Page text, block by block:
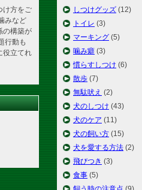
け方をご
みなど
の構築が
行動も
役立てれ
しつけグッズ (12)
トイレ (3)
マーキング (5)
噛み癖 (3)
慣らすしつけ (6)
散歩 (7)
無駄吠え (2)
犬のしつけ (43)
犬のケア (11)
犬の飼い方 (15)
犬を愛する方法 (2)
飛びつき (3)
食事 (5)